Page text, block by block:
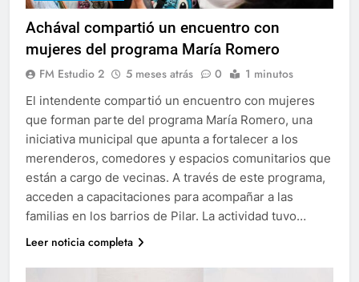
Achával compartió un encuentro con
mujeres del programa María Romero
FM Estudio 2 5 meses atrás 0 1 minutos
El intendente compartió un encuentro con mujeres
que forman parte del programa María Romero, una
iniciativa municipal que apunta a fortalecer a los
merenderos, comedores y espacios comunitarios que
están a cargo de vecinas. A través de este programa,
acceden a capacitaciones para acompañar a las
familias en los barrios de Pilar. La actividad tuvo…
Leer noticia completa